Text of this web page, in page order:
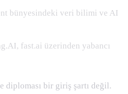
bünyesindeki veri bilimi ve AI
fast.ai üzerinden yabancı
diploması bir giriş şartı değil.